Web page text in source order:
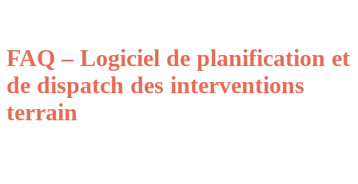
FAQ – Logiciel de planification et
de dispatch des interventions
terrain